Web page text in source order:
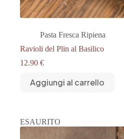
Pasta Fresca Ripiena
Ravioli del Plin al Basilico
12.90 €
Aggiungi al carrello
ESAURITO